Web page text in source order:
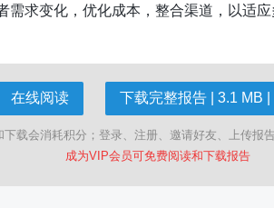
需求变化，优化成本，整合渠道，以适
在线阅读 下载完整报告 | 3.1 MB |
下载会消耗积分；登录、注册、邀请好友、上传报
成为VIP会员可免费阅读和下载报告